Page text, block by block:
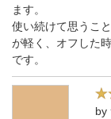
ます。
使い続けて思うこ
が軽く、オフした
です。
by